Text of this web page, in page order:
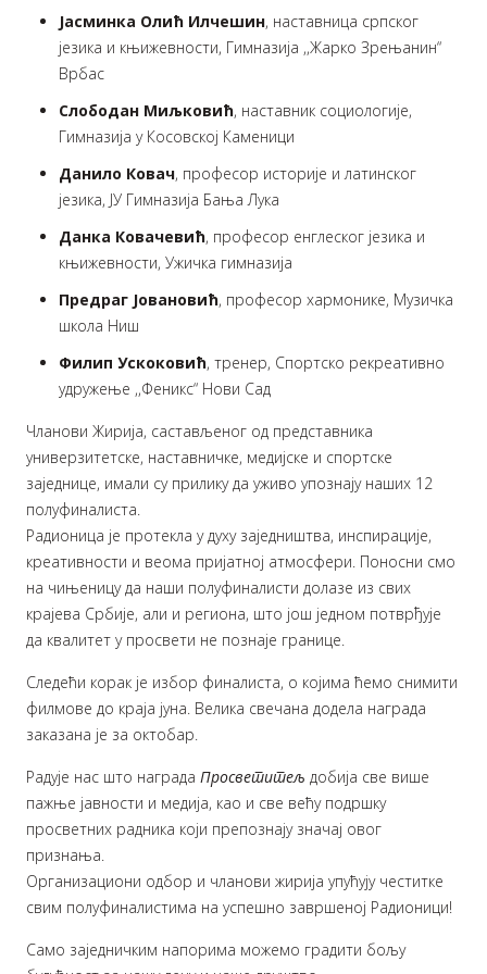
Јасминка Олић Илчешин, наставница српског
језика и књижевности, Гимназија ,,Жарко Зрењанин“
Врбас
Слободан Миљковић, наставник социологије,
Гимназија у Косовској Каменици
Данило Ковач, професор историје и латинског
језика, ЈУ Гимназија Бања Лука
Данка Ковачевић, професор енглеског језика и
књижевности, Ужичка гимназија
Предраг Јовановић, професор хармонике, Музичка
школа Ниш
Филип Ускоковић, тренер, Спортско рекреативно
удружење ,,Феникс“ Нови Сад
Чланови Жирија, састављеног од представника
универзитетске, наставничке, медијске и спортске
заједнице, имали су прилику да уживо упознају наших 12
полуфиналиста.
Радионица је протекла у духу заједништва, инспирације,
креативности и веома пријатној атмосфери. Поносни смо
на чињеницу да наши полуфиналисти долазе из свих
крајева Србије, али и региона, што још једном потврђује
да квалитет у просвети не познаје границе.
Следећи корак је избор финалиста, о којима ћемо снимити
филмове до краја јуна. Велика свечана додела награда
заказана је за октобар.
Радује нас што награда Просветитељ добија све више
пажње јавности и медија, као и све већу подршку
просветних радника који препознају значај овог
признања.
Организациони одбор и чланови жирија упућују честитке
свим полуфиналистима на успешно завршеној Радионици!
Само заједничким напорима можемо градити бољу